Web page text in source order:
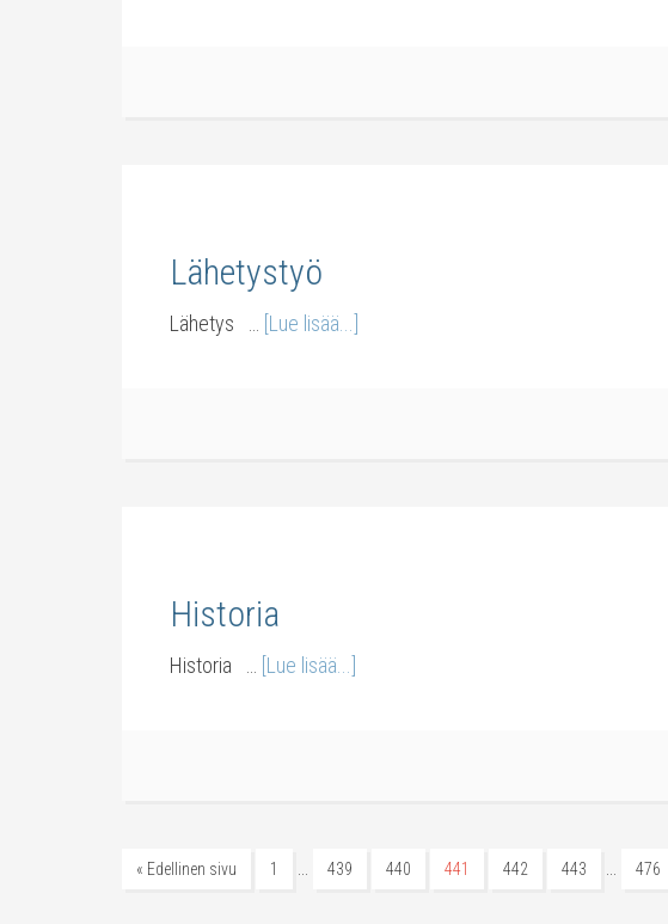
Lähetystyö
Lähetys … [Lue lisää...]
Historia
Historia … [Lue lisää...]
« Edellinen sivu 1 439 440 441 442 443 476